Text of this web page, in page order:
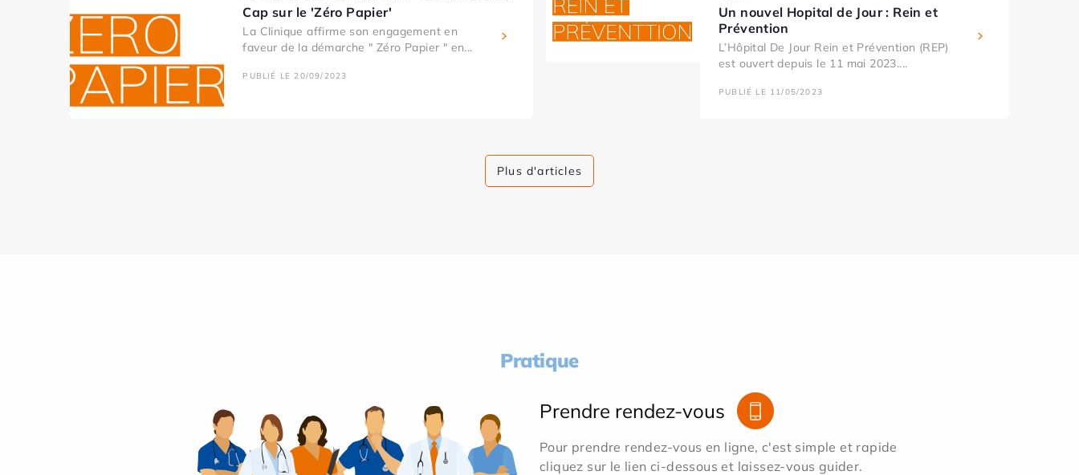
Cap sur le 'Zéro Papier'
La Clinique affirme son engagement en
faveur de la démarche " Zéro Papier " en...
PUBLIÉ LE 20/09/2023
Un nouvel Hopital de Jour : Rein et
Prévention
L’Hôpital De Jour Rein et Prévention (REP)
est ouvert depuis le 11 mai 2023....
PUBLIÉ LE 11/05/2023
Plus d'articles
Pratique
Prendre rendez-vous
Pour prendre rendez-vous en ligne, c'est simple et rapide
cliquez sur le lien ci-dessous et laissez-vous guider.